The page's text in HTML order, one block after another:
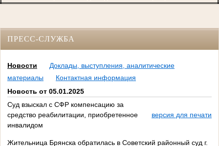
ПРЕСС-СЛУЖБА
Новости
Доклады, выступления, аналитические
материалы
Контактная информация
Новость от 05.01.2025
Суд взыскал с СФР компенсацию за
средство реабилитации, приобретенное
инвалидом
версия для печати
Жительница Брянска обратилась в Советский районный суд г.